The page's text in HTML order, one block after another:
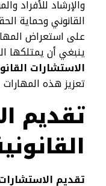
والإرشاد للأفراد
القانوني وحماية
على استعراض
ينبغي أن يمتلكها
الاستشارات
تعزيز هذه
تقديم
تقديم